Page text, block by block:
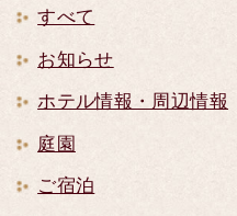
すべて
お知らせ
ホテル情報・周辺情報
庭園
ご宿泊